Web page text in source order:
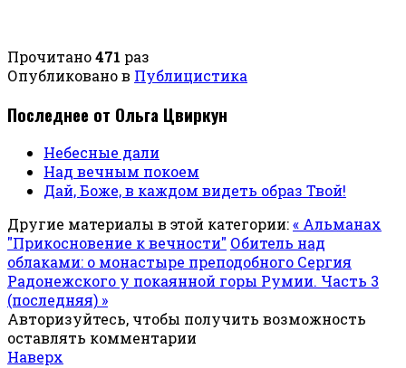
Прочитано471 раз
Опубликовано в Публицистика
Последнее от Ольга Цвиркун
Небесные дали
Над вечным покоем
Дай, Боже, в каждом видеть образ Твой!
Другие материалы в этой категории:« Альманах
"Прикосновение к вечности" Обитель над
облаками: о монастыре преподобного Сергия
Радонежского у покаянной горы Румии. Часть 3
(последняя) »
Авторизуйтесь, чтобы получить возможность
оставлять комментарии
Наверх